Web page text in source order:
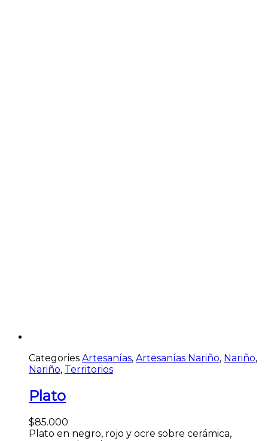
Categories Artesanías, Artesanías Nariño, Nariño,
Nariño, Territorios
Plato
$85.000
Plato en negro, rojo y ocre sobre cerámica,